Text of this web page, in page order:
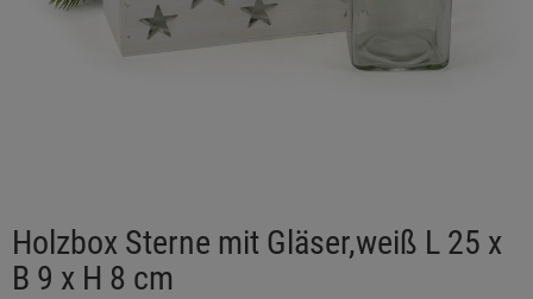
Holzbox Sterne mit Gläser,weiß L 25 x
B 9 x H 8 cm